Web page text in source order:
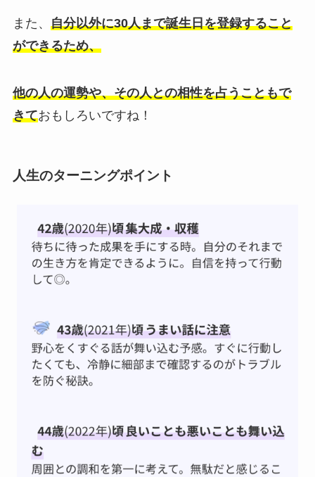
また、 自分以外に30人まで誕生日を登録すること
ができるため、
他の人の運勢や、その人との相性を占うこともで
きておもしろいですね！
人生のターニングポイント